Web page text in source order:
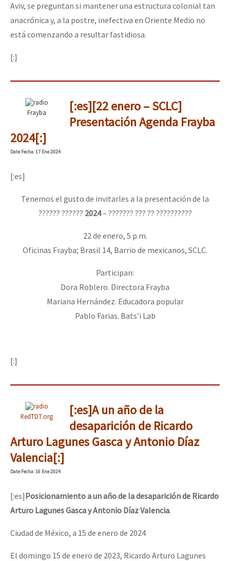
Aviv, se preguntan si mantener una estructura colonial tan
anacrónica y, a la postre, inefectiva en Oriente Medio no
está comenzando a resultar fastidiosa.
[:]
Frayba
[:es][22 enero – SCLC]
Presentación Agenda Frayba
2024[:]
DateFecha: 17 Ene 2024
[:es]
Tenemos el gusto de invitarles a la presentación de la
?????? ?????? 2024– ??????? ??? ?? ??????????
22 de enero, 5 p.m.
Oficinas Frayba; Brasil 14, Barrio de mexicanos, SCLC.
Participan:
Dora Roblero. Directora Frayba
Mariana Hernández. Educadora popular
Pablo Farias. Bats’i Lab
[:]
RedTDT.org
[:es]A un año de la
desaparición de Ricardo
Arturo Lagunes Gasca y Antonio Díaz
Valencia[:]
DateFecha: 16 Ene 2024
[:es]Posicionamiento a un año de la desaparición de Ricardo
Arturo Lagunes Gasca y Antonio Díaz Valencia.
Ciudad de México, a 15 de enero de 2024
El domingo 15 de enero de 2023, Ricardo Arturo Lagunes